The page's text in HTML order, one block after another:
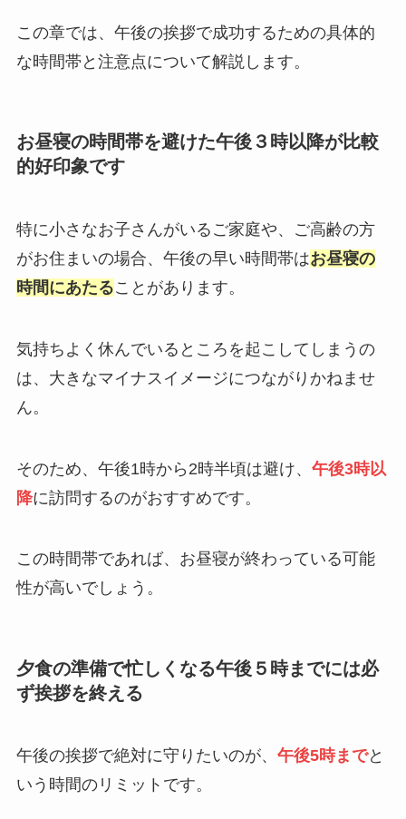
この章では、午後の挨拶で成功するための具体的
な時間帯と注意点について解説します。
お昼寝の時間帯を避けた午後３時以降が比較
的好印象です
特に小さなお子さんがいるご家庭や、ご高齢の方
がお住まいの場合、午後の早い時間帯はお昼寝の
時間にあたることがあります。
気持ちよく休んでいるところを起こしてしまうの
は、大きなマイナスイメージにつながりかねませ
ん。
そのため、午後1時から2時半頃は避け、 午後3時以
降に訪問するのがおすすめです。
この時間帯であれば、お昼寝が終わっている可能
性が高いでしょう。
夕食の準備で忙しくなる午後５時までには必
ず挨拶を終える
午後の挨拶で絶対に守りたいのが、 午後5時までと
いう時間のリミットです。